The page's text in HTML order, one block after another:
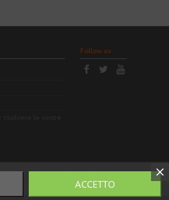
ACCETTO
Follow us